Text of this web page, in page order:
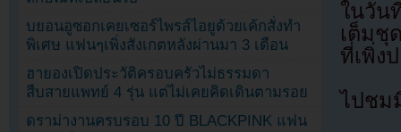
ในวัน
เต็มชุ
ที่เพิ่ง
ไปชม
บยอนอูซอกเคยเซอร์ไพรส์ไอยูด้วยเค้กสั่งทำ
พิเศษ แฟนๆเพิ่งสังเกตหลังผ่านมา 3 เดือน
ฮายองเปิดประวัติครอบครัวไม่ธรรมดา
สืบสายแพทย์ 4 รุ่น แต่ไม่เคยคิดเดินตามรอย
ดราม่างานครบรอบ 10 ปี BLACKPINK แฟน